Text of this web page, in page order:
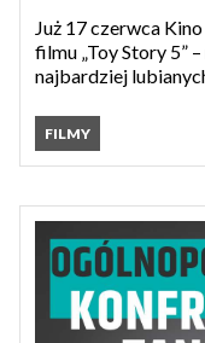
Już 17 czerwca
filmu „Toy Story 5”
najbardziej
FILMY